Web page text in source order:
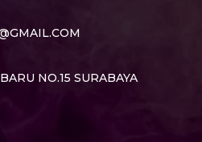
NO.15 SURABAYA